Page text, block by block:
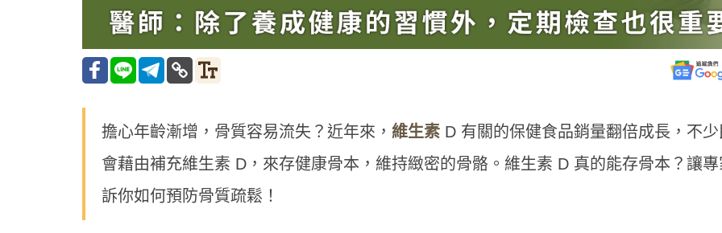
擔心年齡漸增，骨質容易流失？近年來， 維生素 D 有關的保健食品銷量翻倍成長，不
會藉由補充維生素 D，來存健康骨本，維持緻密的骨骼。維生素 D 真的能存骨本？讓
訴你如何預防骨質疏鬆！